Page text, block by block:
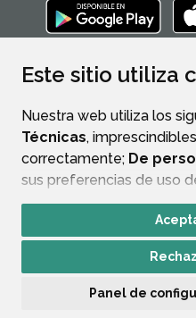
Este sitio utiliza
Nuestra web utiliza los
Técnicas,
correctamente; De
sus preferencias de uso
mejorar el
Si acepta pulsando el
consideramos que
ninguna acción, se
Panel de